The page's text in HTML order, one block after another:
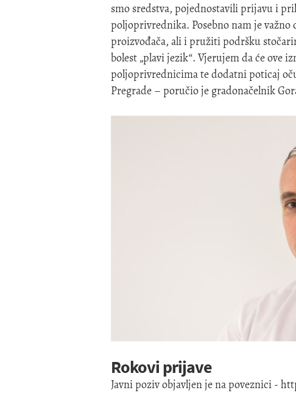
smo sredstva, pojednostavili prijavu i
poljoprivrednika. Posebno nam je
proizvođača, ali i pružiti podršku
bolest „plavi jezik“. Vjerujem da će ove
poljoprivrednicima te dodatni poticaj
Pregrade – poručio je gradonačelnik
Rokovi prijave
Javni poziv objavljen je na poveznici -